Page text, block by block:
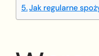
Jak regularne